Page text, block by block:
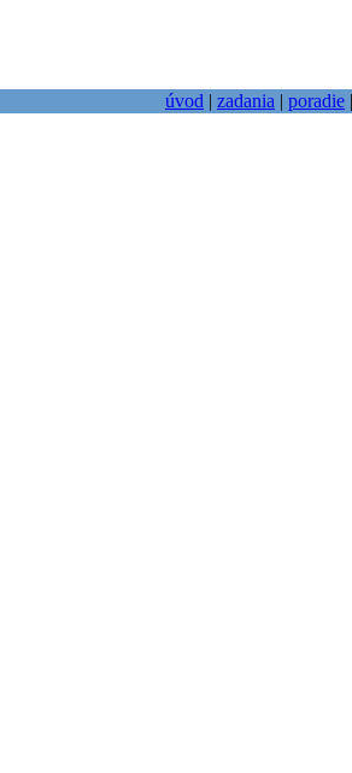
úvod | zadania | poradie